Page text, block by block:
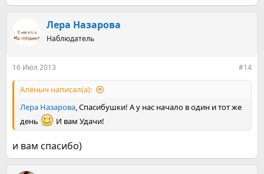
Лера Назарова
Наблюдатель
16 Июл 2013 #14
Алёныч написал(а):
Лера Назарова, Спасибушки! А у нас начало в один и тот же
день
И вам Удачи!
и вам спасибо)